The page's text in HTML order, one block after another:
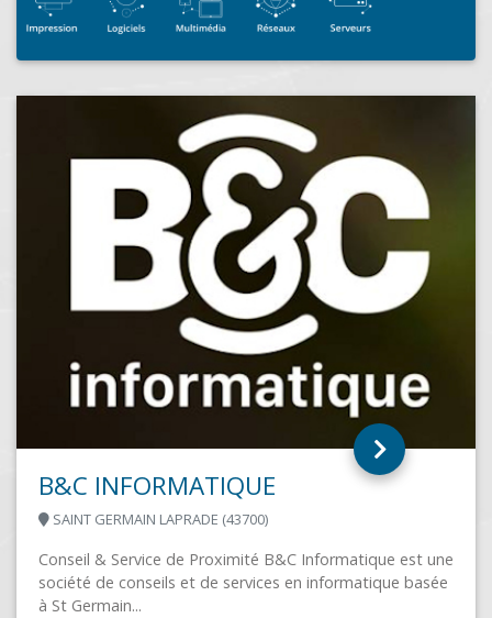
A2M SOLUTIONS TECHNIQUES
GRESY SUR AIX (73100)
Implantée à proximité d'Aix-les-Bains, A2M Solutions
Techniques vous accompagne dans vos projets
informatiques, réseaux, maintenance, sécurité,
installation et configuration de logiciels...